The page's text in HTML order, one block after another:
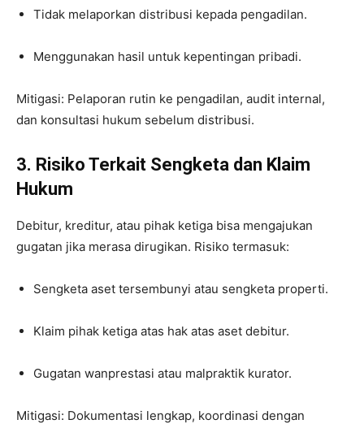
Tidak melaporkan distribusi kepada pengadilan.
Menggunakan hasil untuk kepentingan pribadi.
Mitigasi: Pelaporan rutin ke pengadilan, audit internal,
dan konsultasi hukum sebelum distribusi.
3. Risiko Terkait Sengketa dan Klaim
Hukum
Debitur, kreditur, atau pihak ketiga bisa mengajukan
gugatan jika merasa dirugikan. Risiko termasuk:
Sengketa aset tersembunyi atau sengketa properti.
Klaim pihak ketiga atas hak atas aset debitur.
Gugatan wanprestasi atau malpraktik kurator.
Mitigasi: Dokumentasi lengkap, koordinasi dengan